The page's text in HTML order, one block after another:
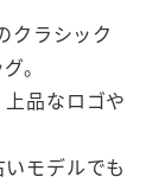
クラシック
。
品なロゴや
モデルでも